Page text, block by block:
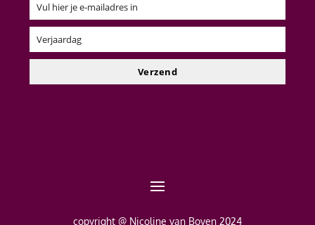
Email
Vul hier je e-mailadres in
Verjaardag
Verjaardag
Verzend
copyright @ Nicoline van Boven 2024